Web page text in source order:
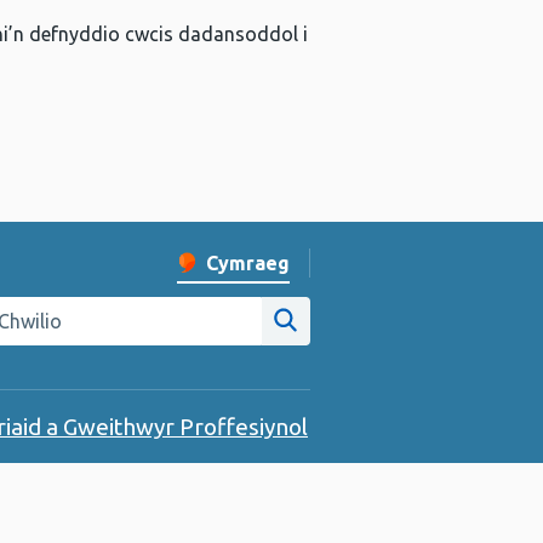
defnyddio cwcis dadansoddol i
Newid iaith y wefan
Cymraeg
gwefan Iechyd Cyhoeddus Cymru
Chwilio ar y wefan
a Gweithwyr Proffesiynol